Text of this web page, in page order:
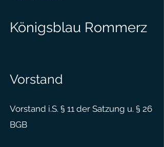
Königsblau Rommerz
Vorstand
Vorstand i.S. § 11 der Satzung u. § 26
BGB